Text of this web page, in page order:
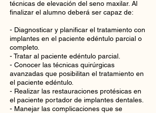
técnicas de elevación del seno maxilar. Al
finalizar el alumno deberá ser capaz de:
- Diagnosticar y planificar el tratamiento con
implantes en el paciente edéntulo parcial o
completo.
- Tratar al paciente edéntulo parcial.
- Conocer las técnicas quirúrgicas
avanzadas que posibilitan el tratamiento en
el paciente edéntulo.
- Realizar las restauraciones protésicas en
el paciente portador de implantes dentales.
- Manejar las complicaciones que se